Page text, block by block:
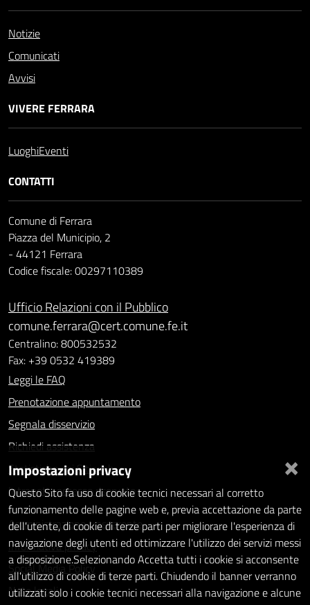
Notizie
Comunicati
Avvisi
VIVERE FERRARA
LuoghiEventi
CONTATTI
Comune di Ferrara
Piazza del Municipio, 2
- 44121 Ferrara
Codice fiscale: 00297110389
Ufficio Relazioni con il Pubblico
comune.ferrara@cert.comune.fe.it
Centralino: 800532532
Fax: +39 0532 419389
Leggi le FAQ
Prenotazione appuntamento
Segnala disservizio
Richiedi assistenza
Statistiche dei Siti web
Intranet - accesso riservato
Amministrazione trasparente
Informativa privacy
Social Media Policy
Note legali
×
Impostazioni privacy
Questo Sito fa uso di cookie tecnici necessari al corretto
funzionamento delle pagine web e, previa accettazione da parte
dell'utente, di cookie di terze parti per migliorare l'esperienza di
navigazione degli utenti ed ottimizzare l'utilizzo dei servizi messi
a disposizione.Selezionando Accetta tutti i cookie si acconsente
all'utilizzo di cookie di terze parti. Chiudendo il banner verranno
utilizzati solo i cookie tecnici necessari alla navigazione e alcune